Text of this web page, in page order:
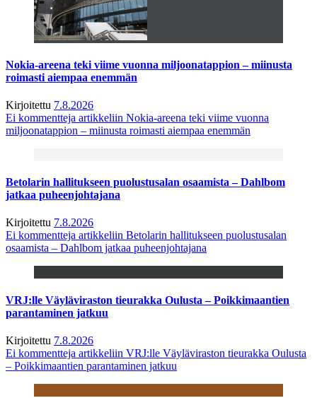
Nokia-areena teki viime vuonna miljoonatappion – miinusta
roimasti aiempaa enemmän
Kirjoitettu 7.8.2026
Ei kommentteja artikkeliin Nokia-areena teki viime vuonna
miljoonatappion – miinusta roimasti aiempaa enemmän
Betolarin hallitukseen puolustusalan osaamista – Dahlbom
jatkaa puheenjohtajana
Kirjoitettu 7.8.2026
Ei kommentteja artikkeliin Betolarin hallitukseen puolustusalan
osaamista – Dahlbom jatkaa puheenjohtajana
VRJ:lle Väyläviraston tieurakka Oulusta – Poikkimaantien
parantaminen jatkuu
Kirjoitettu 7.8.2026
Ei kommentteja artikkeliin VRJ:lle Väyläviraston tieurakka Oulusta
– Poikkimaantien parantaminen jatkuu